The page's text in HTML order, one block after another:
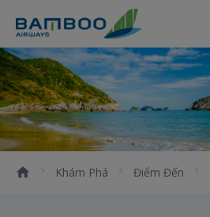
Hải Phòng
Khám Phá Điểm Đến